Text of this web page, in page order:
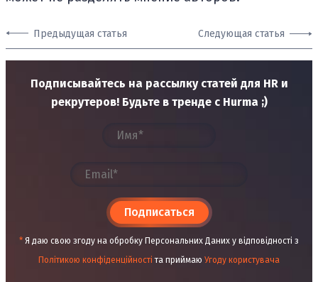
Предыдущая статья Следующая статья
Подписывайтесь на рассылку статей для HR и
рекрутеров! Будьте в тренде с Hurma ;)
Подписаться
* Я даю свою згоду на обробку Персональних Даних у відповідності з
Політикою конфіденційності та приймаю Угоду користувача